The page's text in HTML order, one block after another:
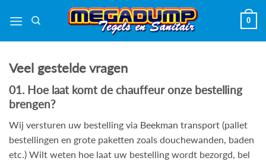
naar
0
Veel gestelde vragen
01. Hoe laat komt de chauffeur onze bestelling
brengen?
Wij versturen uw bestelling via Beekman transport (pallet
bestellingen en grote paketten zoals douchewanden, baden
etc.) Wilt weten hoe laat uw bestelling wordt bezorgd, bel